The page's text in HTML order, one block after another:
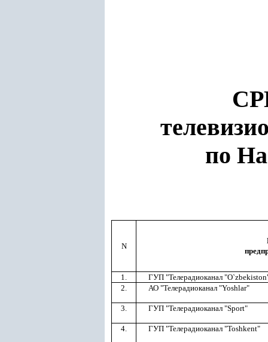
по
N
1.
ГУП "Телерадиоканал
2.
АО "Телерадиоканал "Yoshlar"
3. ГУП "Телерадиоканал "Sport"
4. ГУП "Телерадиоканал "Toshkent"